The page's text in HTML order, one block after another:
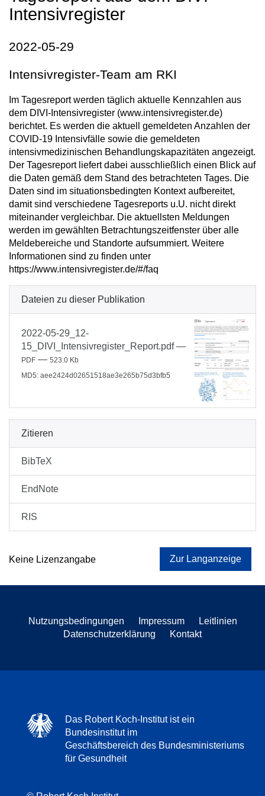
Intensivregister
2022-05-29
Intensivregister-Team am RKI
Im Tagesreport werden täglich aktuelle Kennzahlen aus
dem DIVI-Intensivregister (www.intensivregister.de)
berichtet. Es werden die aktuell gemeldeten Anzahlen der
COVID-19 Intensivfälle sowie die gemeldeten
intensivmedizinischen Behandlungskapazitäten angezeigt.
Der Tagesreport liefert dabei ausschließlich einen Blick auf
die Daten gemäß dem Stand des betrachteten Tages. Die
Daten sind im situationsbedingten Kontext aufbereitet,
damit sind verschiedene Tagesreports u.U. nicht direkt
miteinander vergleichbar. Die aktuellsten Meldungen
werden im gewählten Betrachtungszeitfenster über alle
Meldebereiche und Standorte aufsummiert. Weitere
Informationen sind zu finden unter
https://www.intensivregister.de/#/faq
Dateien zu dieser Publikation
2022-05-29_12-
15_DIVI_Intensivregister_Report.pdf—
PDF — 523.0 Kb
MD5: aee2424d02651518ae3e265b75d3bfb5
Zitieren
BibTeX
EndNote
RIS
Keine Lizenzangabe Zur Langanzeige
Nutzungsbedingungen Impressum
Leitlinien
Datenschutzerklärung
Kontakt
Das Robert Koch-Institut ist ein
Bundesinstitut im
Geschäftsbereich des Bundesministeriums
für Gesundheit